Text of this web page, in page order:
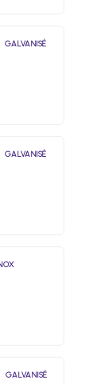
GALVANISÉ
GALVANISÉ
GALVANISÉ